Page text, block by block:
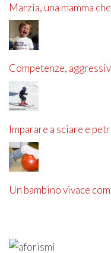
Marzia, una mamma
Competenze,
Imparare a sciare e
Un bambino vivace